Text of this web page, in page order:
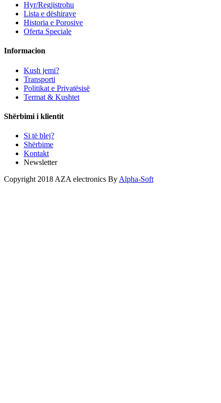
Hyr/Regjistrohu
Lista e dëshirave
Historia e Porosive
Oferta Speciale
Informacion
Kush jemi?
Transporti
Politikat e Privatësisë
Termat & Kushtet
Shërbimi i klientit
Si të blej?
Shërbime
Kontakt
Newsletter
Copyright 2018 AZA electronics By Alpha-Soft